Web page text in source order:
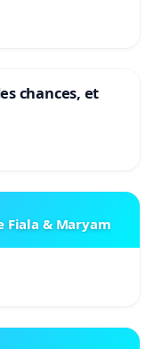
chances, et
Fiala & Maryam